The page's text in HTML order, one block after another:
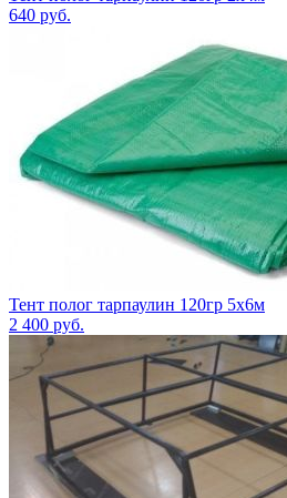
640 руб.
Тент полог тарпаулин 120гр 5х6м
2 400 руб.